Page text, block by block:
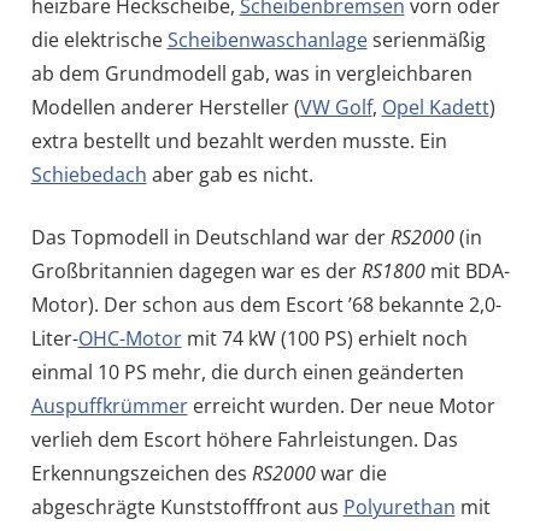
heizbare Heckscheibe, Scheibenbremsen vorn oder
die elektrischeScheibenwaschanlageserienmäßig
ab dem Grundmodell gab, was in vergleichbaren
Modellen anderer Hersteller (VW Golf, Opel Kadett)
extra bestellt und bezahlt werden musste. Ein
Schiebedach aber gab es nicht.
Das Topmodell in Deutschland war derRS2000(in
Großbritannien dagegen war es derRS1800mit BDA-
Motor). Der schon aus dem Escort ’68 bekannte 2,0-
Liter-OHC-Motormit 74 kW (100 PS) erhielt noch
einmal 10 PS mehr, die durch einen geänderten
Auspuffkrümmererreicht wurden. Der neue Motor
verlieh dem Escort höhere Fahrleistungen. Das
Erkennungszeichen des RS2000war die
abgeschrägte Kunststofffront aus Polyurethan mit